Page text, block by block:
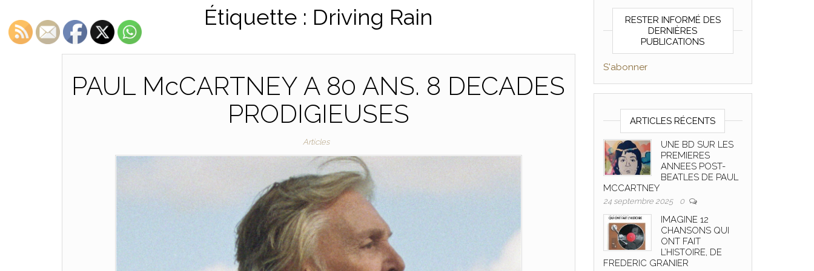
Étiquette : Driving Rain
PAUL McCARTNEY A 80 ANS. 8 DECADES
PRODIGIEUSES
Articles
RESTER INFORMÉ DES
DERNIÈRES
PUBLICATIONS
S'abonner
ARTICLES RÉCENTS
UNE BD SUR LES
PREMIERES
ANNEES POST-
BEATLES DE PAUL
MCCARTNEY
24 septembre 2025 0
IMAGINE 12
CHANSONS QUI
ONT FAIT
L’HISTOIRE, DE
FREDERIC GRANIER